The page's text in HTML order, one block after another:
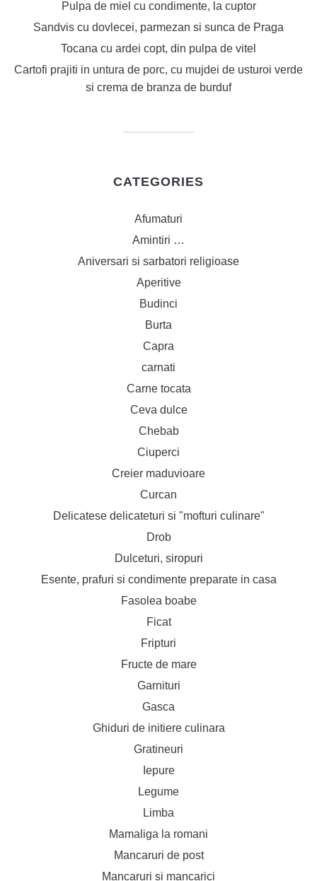
Pulpa de miel cu condimente, la cuptor
Sandvis cu dovlecei, parmezan si sunca de Praga
Tocana cu ardei copt, din pulpa de vitel
Cartofi prajiti in untura de porc, cu mujdei de usturoi verde
si crema de branza de burduf
CATEGORIES
Afumaturi
Amintiri …
Aniversari si sarbatori religioase
Aperitive
Budinci
Burta
Capra
carnati
Carne tocata
Ceva dulce
Chebab
Ciuperci
Creier maduvioare
Curcan
Delicatese delicateturi si "mofturi culinare"
Drob
Dulceturi, siropuri
Esente, prafuri si condimente preparate in casa
Fasolea boabe
Ficat
Fripturi
Fructe de mare
Garnituri
Gasca
Ghiduri de initiere culinara
Gratineuri
Iepure
Legume
Limba
Mamaliga la romani
Mancaruri de post
Mancaruri si mancarici